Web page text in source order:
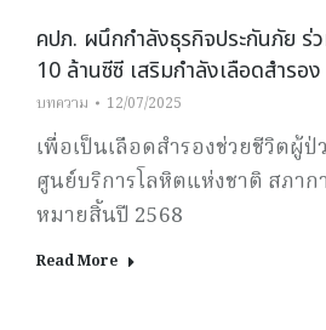
คปภ. ผนึกกำลังธุรกิจประกันภัย ร่
10 ล้านซีซี เสริมกำลังเลือดสำรอ
บทความ 12/07/2025
เพื่อเป็นเลือดสำรองช่วยชีวิตผู้ป่
ศูนย์บริการโลหิตแห่งชาติ สภาก
หมายสิ้นปี 2568
Read More